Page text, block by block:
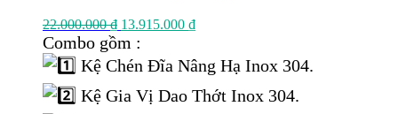
22.000.000₫ Giá
gốc
22.000.000 ₫.
13.915.000 ₫Giá
là:
13.915.000 ₫.
Combo gồm :
Kệ Chén Đĩa Nâng Hạ Inox 304.
Kệ Gia Vị Dao Thớt Inox 304.